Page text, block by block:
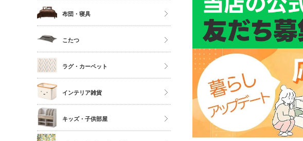
布団・寝具
シングル
セミダブル
ダブル以上
夏物布団
冬物布団
枕・抱き枕
こたつ
こたつ
こたつ布団
ラグ・カーペット
正方形
長方形
円形
キッチンマット
インテリア雑貨
アクセサリーケース
照明・ライト
キッズ・子供部屋